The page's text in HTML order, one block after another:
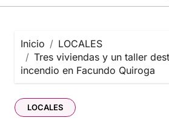
Inicio
LOCALES
Tres viviendas y un taller
incendio en Facundo Quiroga
LOCALES